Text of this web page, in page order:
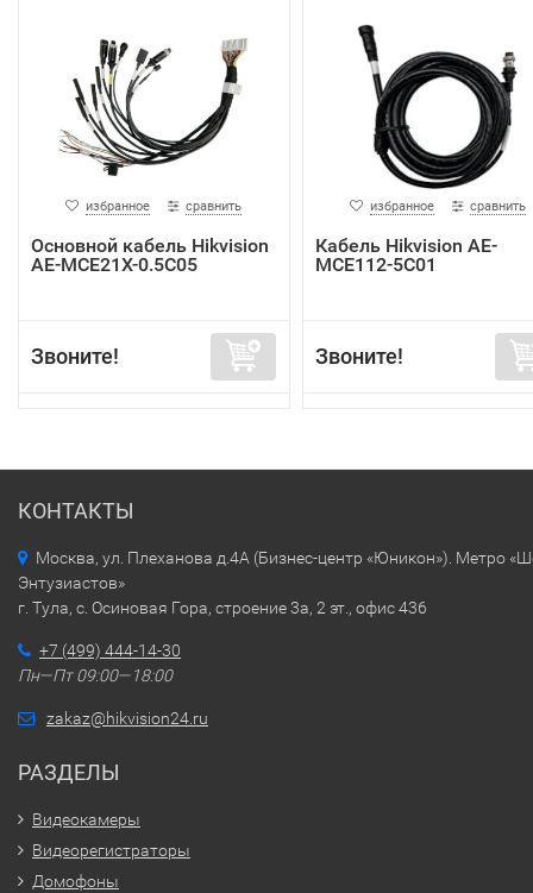
избранное сравнить
Основной кабель Hikvision
AE-MCE21X-0.5C05
Звоните!
избранное сравнить
Кабель Hikvision AE-
MCE112-5C01
Звоните!
КОНТАКТЫ
Москва, ул. Плеханова д.4А (Бизнес-центр «Юникон»). Метро
Энтузиастов»
г. Тула, с. Осиновая Гора, строение 3а, 2 эт., офис 436
+7 (499) 444-14-30
Пн—Пт 09:00—18:00
zakaz@hikvision24.ru
РАЗДЕЛЫ
Видеокамеры
Видеорегистраторы
Домофоны